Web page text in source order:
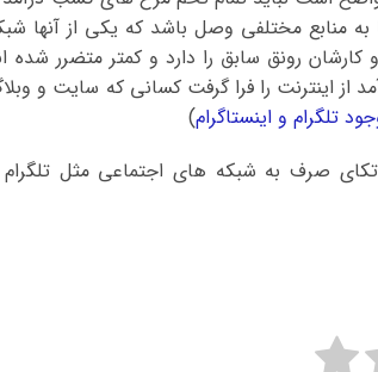
به منابع مختلفی وصل باشد که یکی از آنها
رونق سابق را دارد و کمتر متضرر شده
از اینترنت را فرا گرفت کسانی که سایت و
تلگرام و اینستاگرام)
صرف به شبکه های اجتماعی مثل